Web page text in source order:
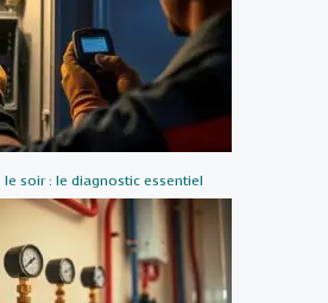
soir : le diagnostic essentiel